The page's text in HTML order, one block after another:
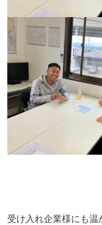
受け入れ企業様にも温